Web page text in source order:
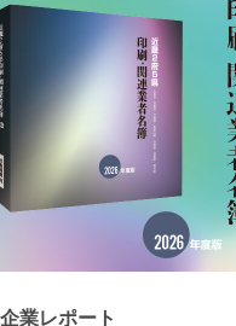
業レポート